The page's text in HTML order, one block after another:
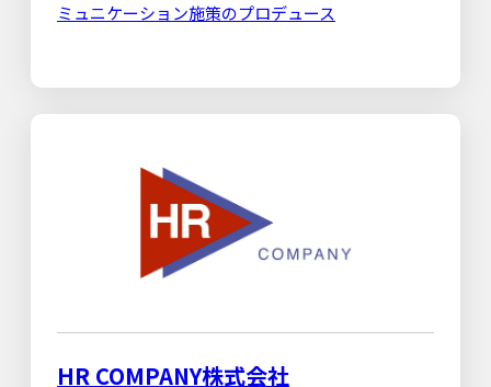
ミュニケーション施策のプロデュース
HR COMPANY株式会社